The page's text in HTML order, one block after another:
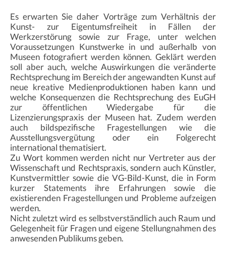
Es erwarten Sie daher Vorträge zum Verhältnis der
Kunst- zur Eigentumsfreiheit in Fällen der
Werkzerstörung sowie zur Frage, unter welchen
Voraussetzungen Kunstwerke in und außerhalb von
Museen fotografiert werden können. Geklärt werden
soll aber auch, welche Auswirkungen die veränderte
Rechtsprechung im Bereich der angewandten Kunst auf
neue kreative Medienproduktionen haben kann und
welche Konsequenzen die Rechtsprechung des EuGH
zur öffentlichen Wiedergabe für die
Lizenzierungspraxis der Museen hat. Zudem werden
auch bildspezifische Fragestellungen wie die
Ausstellungsvergütung oder ein Folgerecht
international thematisiert.
Zu Wort kommen werden nicht nur Vertreter aus der
Wissenschaft und Rechtspraxis, sondern auch Künstler,
Kunstvermittler sowie die VG-Bild-Kunst, die in Form
kurzer Statements ihre Erfahrungen sowie die
existierenden Fragestellungen und Probleme aufzeigen
werden.
Nicht zuletzt wird es selbstverständlich auch Raum und
Gelegenheit für Fragen und eigene Stellungnahmen des
anwesenden Publikums geben.